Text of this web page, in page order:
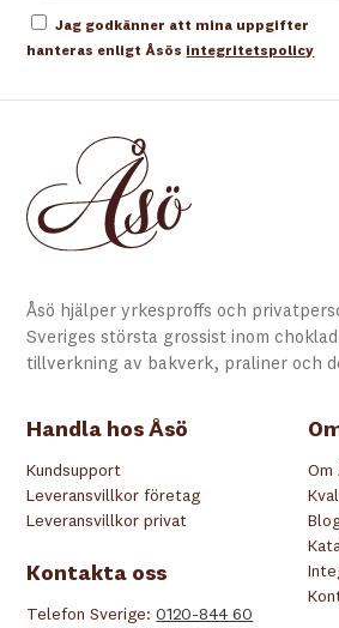
Jag godkänner att mina uppgifter
hanteras enligt Åsös integritetspolicy
Åsö hjälper yrkesproffs och
Sveriges största grossist inom
tillverkning av bakverk, praliner och
Om
Handla hos Åsö
Kundsupport
Leveransvillkor företag
Leveransvillkor privat
Kontakta oss
Telefon Sverige:0120-844 60